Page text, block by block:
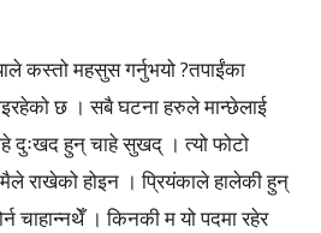
कस्तो महसुस गर्नुभयो ?तपाईंका
छ । सबै घटना हरुले मान्छेलाई
दुःखद हुन् चाहे सुखद् । त्यो फोटो
राखेको होइन । प्रियंकाले हालेकी हुन्
चाहान्नथेँ । किनकी म यो पदमा रहेर